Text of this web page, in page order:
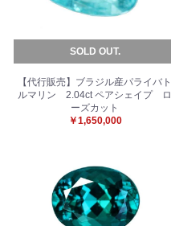
SOLD OUT.
【代行販売】ブラジル産パライバト
ルマリン 2.04ct ペアシェイプ ロ
ーズカット
￥1,650,000